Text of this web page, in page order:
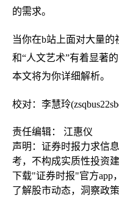
的需求。
当你在b站上面对大量的
和“人文艺术”有着显著
本文将为你详细解析。
校对：李慧玲
责任编辑： 江惠仪
声明：证券时报力求信
考，不构成实质性投资
下载"证券时报"官方app
了解股市动态，洞察政